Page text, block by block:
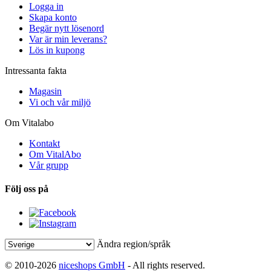
Logga in
Skapa konto
Begär nytt lösenord
Var är min leverans?
Lös in kupong
Intressanta fakta
Magasin
Vi och vår miljö
Om Vitalabo
Kontakt
Om VitalAbo
Vår grupp
Följ oss på
Ändra region/språk
© 2010-2026 niceshops GmbH - All rights reserved.